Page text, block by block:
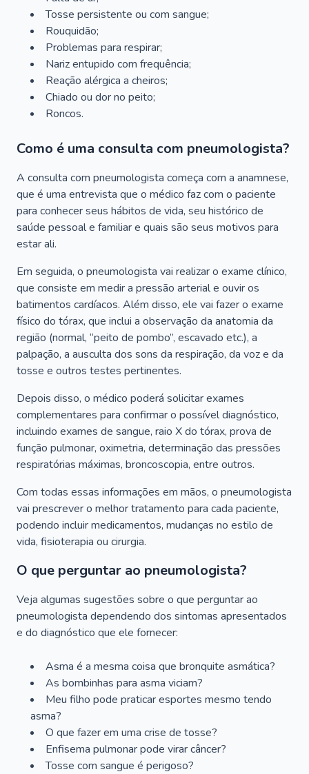
Tosse persistente ou com sangue;
Rouquidão;
Problemas para respirar;
Nariz entupido com frequência;
Reação alérgica a cheiros;
Chiado ou dor no peito;
Roncos.
Como é uma consulta com pneumologista?
A consulta com pneumologista começa com a anamnese,
que é uma entrevista que o médico faz com o paciente
para conhecer seus hábitos de vida, seu histórico de
saúde pessoal e familiar e quais são seus motivos para
estar ali.
Em seguida, o pneumologista vai realizar o exame clínico,
que consiste em medir a pressão arterial e ouvir os
batimentos cardíacos. Além disso, ele vai fazer o exame
físico do tórax, que inclui a observação da anatomia da
região (normal, “peito de pombo”, escavado etc.), a
palpação, a ausculta dos sons da respiração, da voz e da
tosse e outros testes pertinentes.
Depois disso, o médico poderá solicitar exames
complementares para confirmar o possível diagnóstico,
incluindo exames de sangue, raio X do tórax, prova de
função pulmonar, oximetria, determinação das pressões
respiratórias máximas, broncoscopia, entre outros.
Com todas essas informações em mãos, o pneumologista
vai prescrever o melhor tratamento para cada paciente,
podendo incluir medicamentos, mudanças no estilo de
vida, fisioterapia ou cirurgia.
O que perguntar ao pneumologista?
Veja algumas sugestões sobre o que perguntar ao
pneumologista dependendo dos sintomas apresentados
e do diagnóstico que ele fornecer:
Asma é a mesma coisa que bronquite asmática?
As bombinhas para asma viciam?
Meu filho pode praticar esportes mesmo tendo
asma?
O que fazer em uma crise de tosse?
Enfisema pulmonar pode virar câncer?
Tosse com sangue é perigoso?